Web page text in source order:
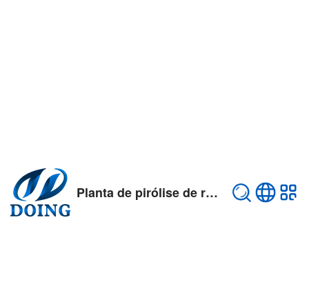
Planta de pirólise de resíduos plásticos